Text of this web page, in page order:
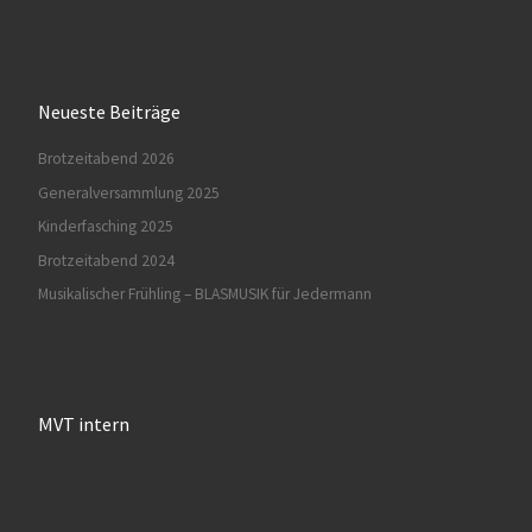
Neueste Beiträge
Brotzeitabend 2026
Generalversammlung 2025
Kinderfasching 2025
Brotzeitabend 2024
Musikalischer Frühling – BLASMUSIK für Jedermann
MVT intern